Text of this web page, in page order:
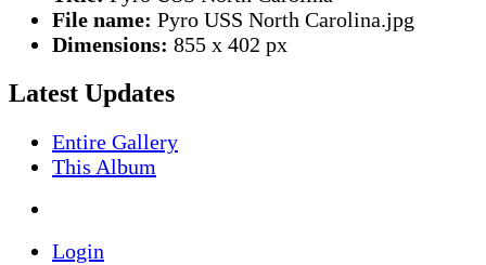
File name: Pyro USS North Carolina.jpg
Dimensions: 855 x 402 px
Latest Updates
Entire Gallery
This Album
Login